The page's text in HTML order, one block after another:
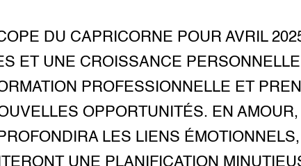
DU CAPRICORNE POUR AVRIL
ET UNE CROISSANCE
PROFESSIONNELLE ET
OPPORTUNITÉS. EN
LES LIENS
UNE PLANIFICATION